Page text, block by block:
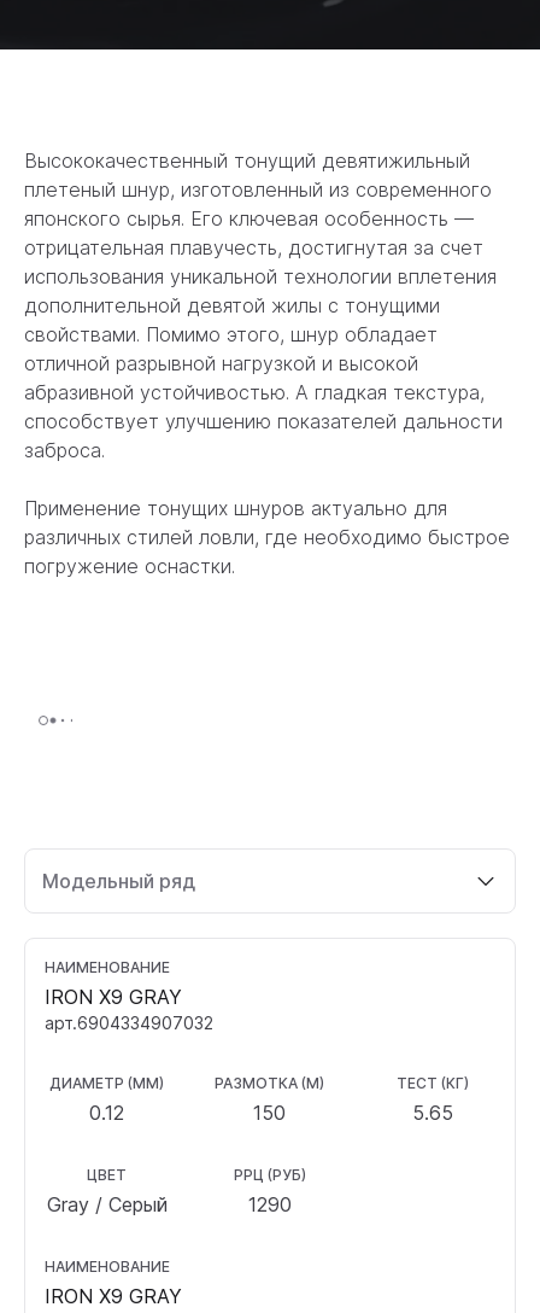
Высококачественный тонущий девятижильный
плетеный шнур, изготовленный из современного
японского сырья. Его ключевая особенность —
отрицательная плавучесть, достигнутая за счет
использования уникальной технологии вплетения
дополнительной девятой жилы с тонущими
свойствами. Помимо этого, шнур обладает
отличной разрывной нагрузкой и высокой
абразивной устойчивостью. А гладкая текстура,
способствует улучшению показателей дальности
заброса.
Применение тонущих шнуров актуально для
различных стилей ловли, где необходимо быстрое
погружение оснастки.
Модельный ряд
НАИМЕНОВАНИЕ
IRON X9 GRAY
арт.6904334907032
ДИАМЕТР (ММ)
0.12
РАЗМОТКА (М)
150
ТЕСТ (КГ)
5.65
ЦВЕТ
Gray / Серый
РРЦ (РУБ)
1290
НАИМЕНОВАНИЕ
IRON X9 GRAY